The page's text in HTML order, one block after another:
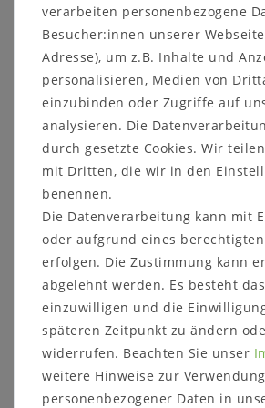
für Tische mit den Maßen:
Sitzhöhe: 45 cm
Sitztiefe: 45 cm
Details:
Beinprofil: 6x6 cm
inkl. Gleiter
Weitere Informationen zum
Holzart: wahlweise
Rotkernbuche natur geölt
rustikale Asteiche natur geölt
rustikale Asteiche bianco geölt
Massivholz ist ein
anpasst. Im Laufe der Zeit
Farbveränderungen und
entstehen, verstärkt durch
Sonneneinstrahlung, starke
auch Temperatur und
verarbeiten personenbezogene
Besucher:innen unserer Webseite
Adresse), um z.B. Inhalte und
personalisieren, Medien von
einzubinden oder Zugriffe auf
analysieren. Die
durch gesetzte Cookies. Wir
mit Dritten, die wir in den
benennen.
Die Datenverarbeitung kann mit
oder aufgrund eines
erfolgen. Die Zustimmung kann
abgelehnt werden. Es besteht
einzuwilligen und die
späteren Zeitpunkt zu ändern
widerrufen. Beachten Sie unser
weitere Hinweise zur Verwendung
personenbezogener Daten in